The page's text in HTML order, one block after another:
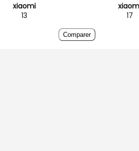
xiaomi
13
17
Comparer